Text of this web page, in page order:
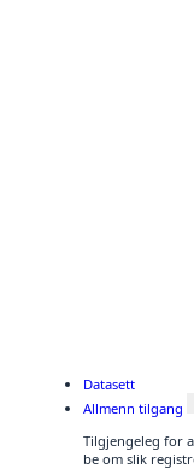
Datasett
Allmenn tilgang
Tilgjengeleg for
be om slik